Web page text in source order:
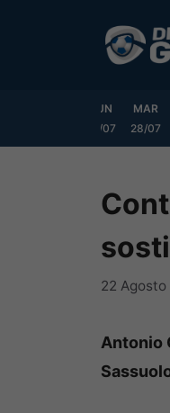
LUN
27/07
MAR
28/07
22 Agosto
Antonio